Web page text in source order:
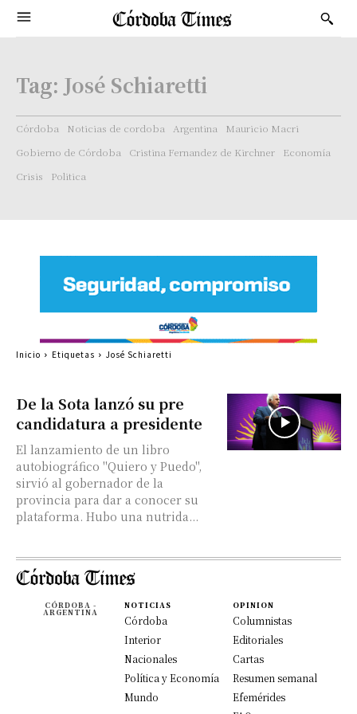
Tag: José Schiaretti
Córdoba Noticias de cordoba Argentina
Mauricio Macri
Gobierno de Córdoba
Cristina Fernandez de Kirchner
Economía
Crisis
Politica
De la Sota lanzó su pre
candidatura a presidente
El lanzamiento de un libro
autobiográfico "Quiero y Puedo",
sirvió al gobernador de la
provincia para dar a conocer su
plataforma. Hubo una nutrida...
Inicio Etiquetas José Schiaretti
CÓRDOBA -
ARGENTINA
NOTICIAS
Córdoba
Interior
Nacionales
Política y Economía
Mundo
OPINION
Columnistas
Editoriales
Cartas
Resumen semanal
Efemérides